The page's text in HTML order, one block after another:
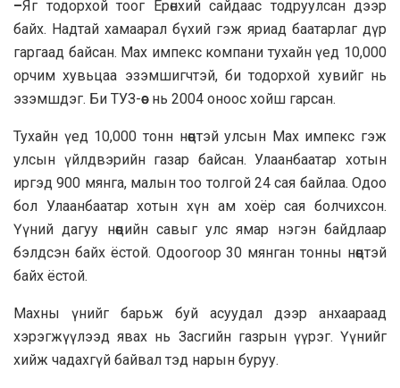
–Яг тодорхой тоог Ерөнхий сайдаас тодруулсан дээр
байх. Надтай хамаарал бүхий гэж яриад баатарлаг дүр
гаргаад байсан. Мах импекс компани тухайн үед 10,000
орчим хувьцаа эзэмшигчтэй, би тодорхой хувийг нь
эзэмшдэг. Би ТУЗ-өөс нь 2004 оноос хойш гарсан.
Тухайн үед 10,000 тонн нөөцтэй улсын Мах импекс гэж
улсын үйлдвэрийн газар байсан. Улаанбаатар хотын
иргэд 900 мянга, малын тоо толгой 24 сая байлаа. Одоо
бол Улаанбаатар хотын хүн ам хоёр сая болчихсон.
Үүний дагуу нөөцийн савыг улс ямар нэгэн байдлаар
бэлдсэн байх ёстой. Одоогоор 30 мянган тонны нөөцтэй
байх ёстой.
Махны үнийг барьж буй асуудал дээр анхаараад
хэрэгжүүлээд явах нь Засгийн газрын үүрэг. Үүнийг
хийж чадахгүй байвал тэд нарын буруу.